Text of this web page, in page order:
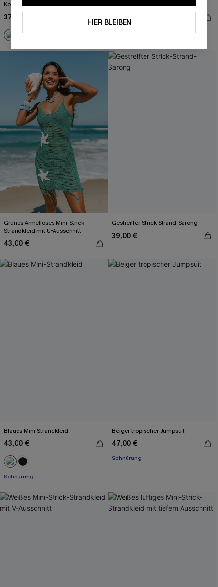
Kontrastdetails
37,00 €
Ausschnitt
Schnürung
Grünes Ärmelloses Mini-Strick-
Strandkleid mit U-Ausschnitt
43,00 €
Gestreifter Strick-Strand-Sarong
39,00 €
Blaues Mini-Strandkleid
43,00 €
Schnürung
Beiger tropischer Jumpsuit
47,00 €
Schnürung
HIER BLEIBEN